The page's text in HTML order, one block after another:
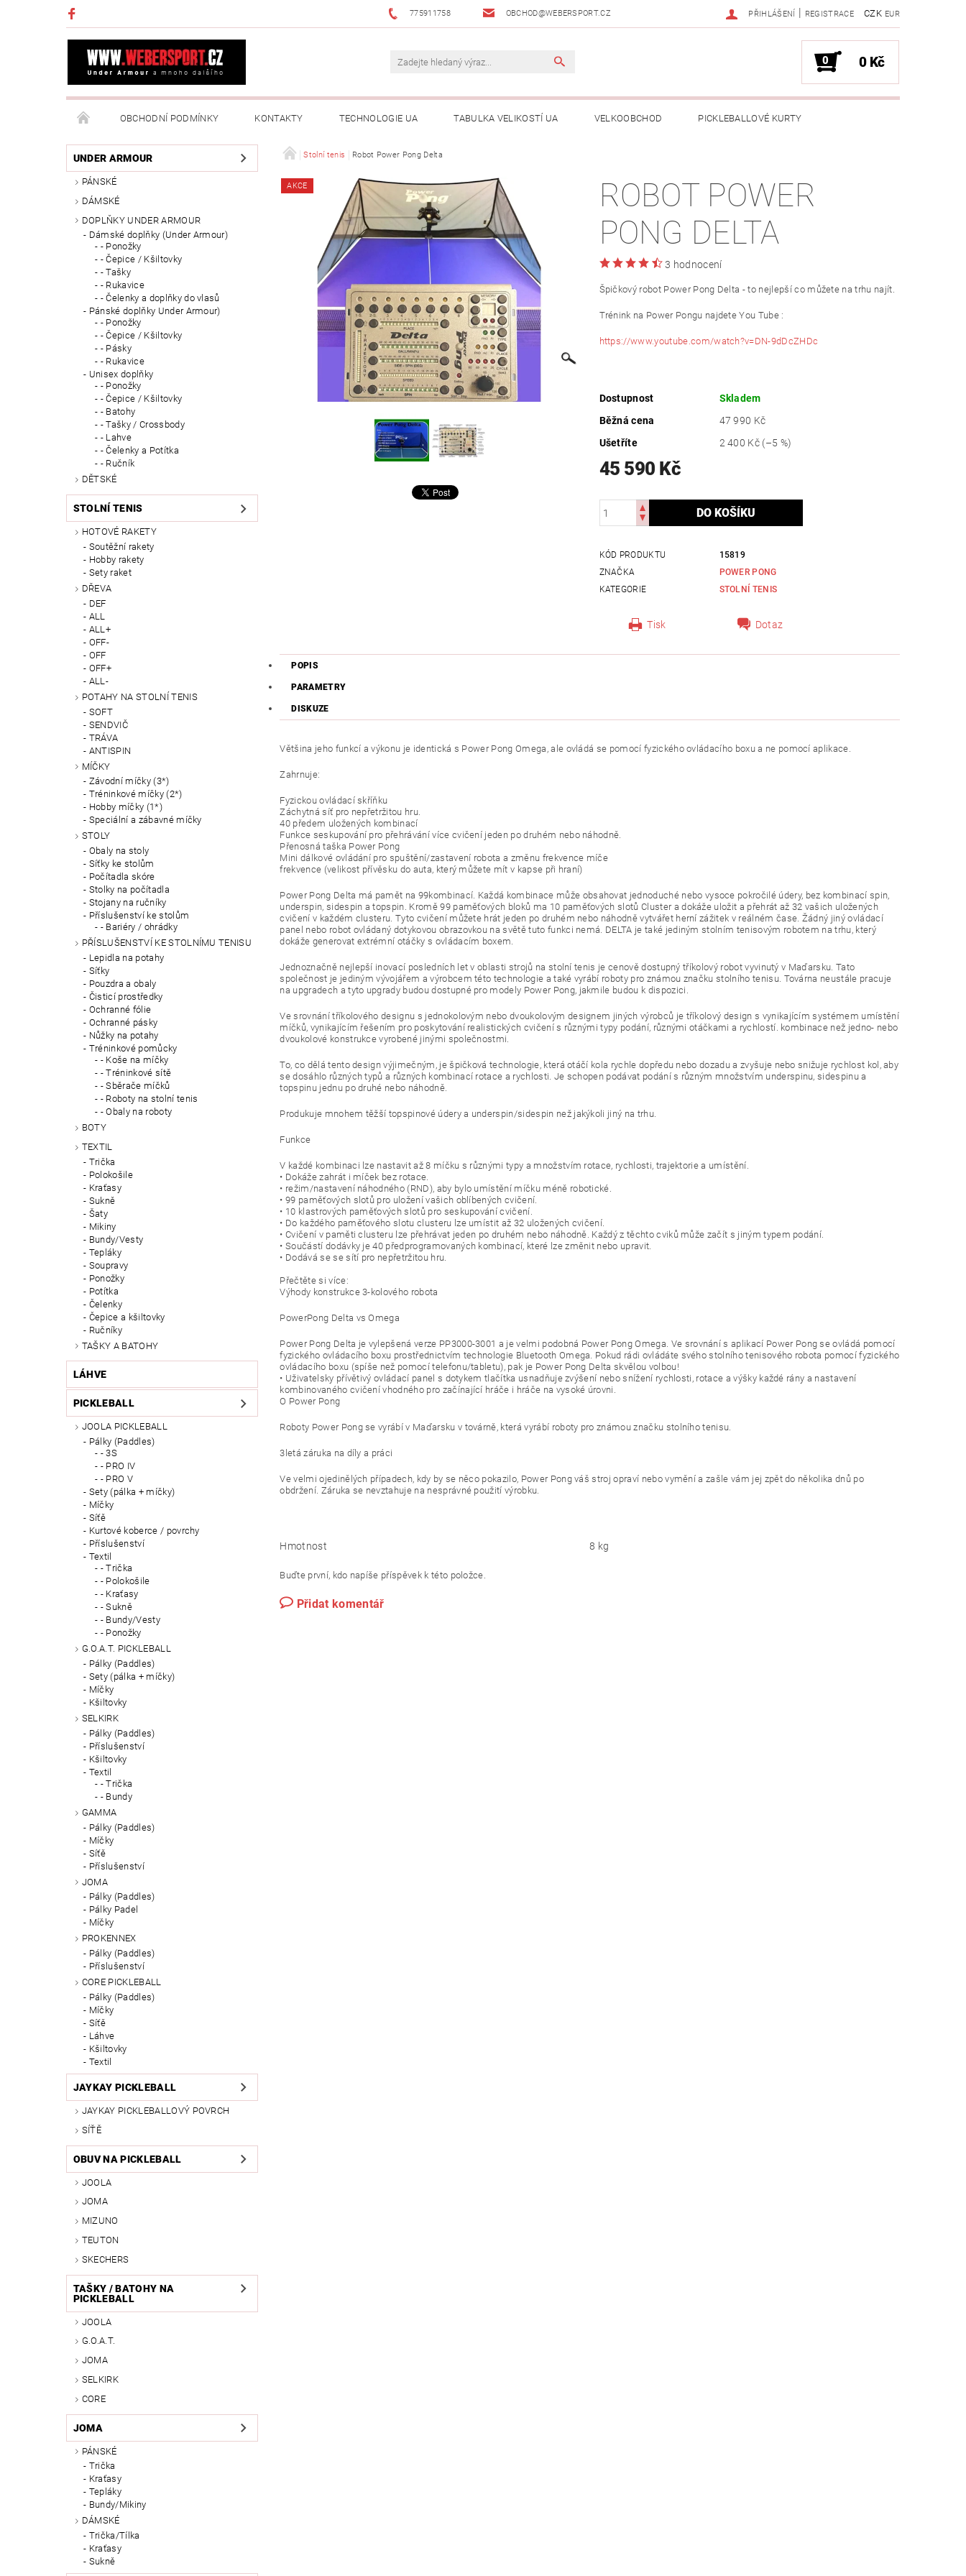
775911758 OBCHOD@WEBERSPORT.CZ CZK EUR
PŘIHLÁŠENÍ | REGISTRACE
0 0 Kč
OBCHODNÍ PODMÍNKY KONTAKTY TECHNOLOGIE UA TABULKA VELIKOSTÍ UA VELKOOBCHOD PICKLEBALLOVÉ KURTY
NAPIŠTE NÁM MOJE OBJEDNÁVKA
UNDER ARMOUR
PÁNSKÉ
DÁMSKÉ
DOPLŇKY UNDER ARMOUR
Dámské doplňky (Under Armour)
- Ponožky
- Čepice / Kšiltovky
- Tašky
- Rukavice
- Čelenky a doplňky do vlasů
Pánské doplňky Under Armour)
- Ponožky
- Čepice / Kšiltovky
- Pásky
- Rukavice
Unisex doplňky
- Ponožky
- Čepice / Kšiltovky
- Batohy
- Tašky / Crossbody
- Lahve
- Čelenky a Potítka
- Ručník
DĚTSKÉ
STOLNÍ TENIS
HOTOVÉ RAKETY
Soutěžní rakety
Hobby rakety
Sety raket
DŘEVA
DEF
ALL
ALL+
OFF-
OFF
OFF+
ALL-
POTAHY NA STOLNÍ TENIS
SOFT
SENDVIČ
TRÁVA
ANTISPIN
MÍČKY
Závodní míčky (3*)
Tréninkové míčky (2*)
Hobby míčky (1*)
Speciální a zábavné míčky
STOLY
Obaly na stoly
Síťky ke stolům
Počítadla skóre
Stolky na počítadla
Stojany na ručníky
Příslušenství ke stolům
- Bariéry / ohrádky
PŘÍSLUŠENSTVÍ KE STOLNÍMU TENISU
Lepidla na potahy
Síťky
Pouzdra a obaly
Čisticí prostředky
Ochranné fólie
Ochranné pásky
Nůžky na potahy
Tréninkové pomůcky
- Koše na míčky
- Tréninkové sítě
- Sběrače míčků
- Roboty na stolní tenis
- Obaly na roboty
BOTY
TEXTIL
Trička
Polokošile
Kraťasy
Sukně
Šaty
Mikiny
Bundy/Vesty
Tepláky
Soupravy
Ponožky
Potítka
Čelenky
Čepice a kšiltovky
Ručníky
TAŠKY A BATOHY
LÁHVE
PICKLEBALL
JOOLA PICKLEBALL
Pálky (Paddles)
- 3S
- PRO IV
- PRO V
Sety (pálka + míčky)
Míčky
Síťě
Kurtové koberce / povrchy
Příslušenství
Textil
- Trička
- Polokošile
- Kraťasy
- Sukně
- Bundy/Vesty
- Ponožky
G.O.A.T. PICKLEBALL
Pálky (Paddles)
Sety (pálka + míčky)
Míčky
Kšiltovky
SELKIRK
Pálky (Paddles)
Příslušenství
Kšiltovky
Textil
- Trička
- Bundy
GAMMA
Pálky (Paddles)
Míčky
Síťě
Příslušenství
JOMA
Pálky (Paddles)
Pálky Padel
Míčky
PROKENNEX
Pálky (Paddles)
Příslušenství
CORE PICKLEBALL
Pálky (Paddles)
Míčky
Síťě
Láhve
Kšiltovky
Textil
JAYKAY PICKLEBALL
JAYKAY PICKLEBALLOVÝ POVRCH
SÍŤĚ
OBUV NA PICKLEBALL
JOOLA
JOMA
MIZUNO
TEUTON
SKECHERS
TAŠKY / BATOHY NA
PICKLEBALL
JOOLA
G.O.A.T.
JOMA
SELKIRK
CORE
JOMA
PÁNSKÉ
Trička
Kraťasy
Tepláky
Bundy/Mikiny
DÁMSKÉ
Trička/Tílka
Kraťasy
Sukně
Stolní tenis Robot Power Pong Delta
AKCE
ROBOT POWER
PONG DELTA
3 hodnocení
Špičkový robot Power Pong Delta - to nejlepší co můžete na trhu najít.
Trénink na Power Pongu najdete You Tube :
https://www.youtube.com/watch?v=DN-9dDcZHDc
Dostupnost
Skladem
Běžná cena
47 990 Kč
Ušetříte
2 400 Kč (–5 %)
45 590 Kč
KÓD PRODUKTU
15819
ZNAČKA
POWER PONG
KATEGORIE
STOLNÍ TENIS
Tisk Dotaz
POPIS
PARAMETRY
DISKUZE
Většina jeho funkcí a výkonu je identická s Power Pong Omega, ale ovládá se pomocí fyzického ovládacího boxu a ne pomocí aplikace.
Zahrnuje:
Fyzickou ovládací skříňku
Záchytná síť pro nepřetržitou hru.
40 předem uložených kombinací
Funkce seskupování pro přehrávání více cvičení jeden po druhém nebo náhodně.
Přenosná taška Power Pong
Mini dálkové ovládání pro spuštění/zastavení robota a změnu frekvence míče
frekvence (velikost přívěsku do auta, který můžete mít v kapse při hraní)
Power Pong Delta má pamět na 99kombinací. Každá kombinace může obsahovat jednoduché nebo vysoce pokročilé údery, bez kombinací spin,
underspin, sidespin a topspin. Kromě 99 paměťových bloků ma 10 paměťových slotů Cluster a dokáže uložit a přehrát až 32 vašich uložených
cvičení v každém clusteru. Tyto cvičení můžete hrát jeden po druhém nebo náhodně vytvářet herní zážitek v reálném čase. Žádný jiný ovládací
panel nebo robot ovládaný dotykovou obrazovkou na světě tuto funkci nemá. DELTA je také jediným stolním tenisovým robotem na trhu, který
dokáže generovat extrémní otáčky s ovládacím boxem.
Jednoznačně nejlepší inovací posledních let v oblasti strojů na stolní tenis je cenově dostupný tříkolový robot vyvinutý v Maďarsku. Tato
společnost je jediným vývojářem a výrobcem této technologie a také vyrábí roboty pro známou značku stolního tenisu. Továrna neustále pracuje
na upgradech a tyto upgrady budou dostupné pro modely Power Pong, jakmile budou k dispozici.
Ve srovnání tříkolového designu s jednokolovým nebo dvoukolovým designem jiných výrobců je tříkolový design s vynikajícím systémem umístění
míčků, vynikajícím řešením pro poskytování realistických cvičení s různými typy podání, různými otáčkami a rychlostí. kombinace než jedno- nebo
dvoukolové konstrukce vyrobené jinými společnostmi.
To, co dělá tento design výjimečným, je špičková technologie, která otáčí kola rychle dopředu nebo dozadu a zvyšuje nebo snižuje rychlost kol, aby
se dosáhlo různých typů a různých kombinací rotace a rychlosti. Je schopen podávat podání s různým množstvím underspinu, sidespinu a
topspinu jednu po druhé nebo náhodně.
Produkuje mnohem těžší topspinové údery a underspin/sidespin než jakýkoli jiný na trhu.
Funkce
V každé kombinaci lze nastavit až 8 míčku s různými typy a množstvím rotace, rychlosti, trajektorie a umístění.
• Dokáže zahrát i míček bez rotace.
• režim/nastavení náhodného (RND), aby bylo umístění míčku méně robotické.
• 99 paměťových slotů pro uložení vašich oblíbených cvičení.
• 10 klastrových paměťových slotů pro seskupování cvičení.
• Do každého paměťového slotu clusteru lze umístit až 32 uložených cvičení.
• Cvičení v paměti clusteru lze přehrávat jeden po druhém nebo náhodně. Každý z těchto cviků může začít s jiným typem podání.
• Součástí dodávky je 40 předprogramovaných kombinací, které lze změnit nebo upravit.
• Dodává se se sítí pro nepřetržitou hru.
Přečtěte si více:
Výhody konstrukce 3-kolového robota
PowerPong Delta vs Omega
Power Pong Delta je vylepšená verze PP3000-3001 a je velmi podobná Power Pong Omega. Ve srovnání s aplikací Power Pong se ovládá pomocí
fyzického ovládacího boxu prostřednictvím technologie Bluetooth Omega. Pokud rádi ovládáte svého stolního tenisového robota pomocí fyzického
ovládacího boxu (spíše než pomocí telefonu/tabletu), pak je Power Pong Delta skvělou volbou!
• Uživatelsky přívětivý ovládací panel s dotykem tlačítka usnadňuje zvýšení nebo snížení rychlosti, rotace a výšky každé rány a nastavení
kombinovaného cvičení vhodného pro začínající hráče i hráče na vysoké úrovni.
O Power Pong
Roboty Power Pong se vyrábí v Maďarsku v továrně, která vyrábí roboty pro známou značku stolního tenisu.
3letá záruka na díly a práci
Ve velmi ojedinělých případech, kdy by se něco pokazilo, Power Pong váš stroj opraví nebo vymění a zašle vám jej zpět do několika dnů po
obdržení. Záruka se nevztahuje na nesprávné použití výrobku.
Hmotnost 8 kg
Buďte první, kdo napíše příspěvek k této položce.
Přidat komentář